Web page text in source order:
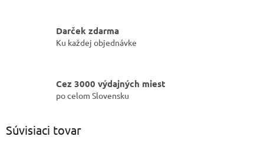
Darček zdarma
Ku každej objednávke
Cez 3000 výdajných miest
po celom Slovensku
Súvisiaci tovar